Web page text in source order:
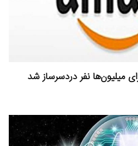
میلیون‌ها نفر دردسرساز شد